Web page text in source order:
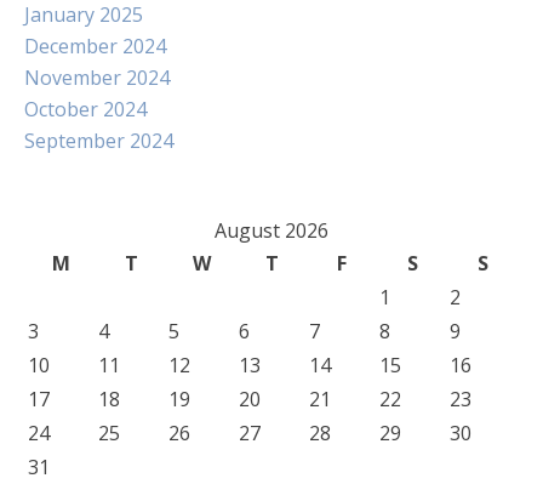
January 2025
December 2024
November 2024
October 2024
September 2024
August 2026
M
T W T F S
S
1
2
3
4 5 6 7 8
9
10
11 12 13 14 15
16
17
18 19 20 21 22
23
24
25 26 27 28 29
30
31